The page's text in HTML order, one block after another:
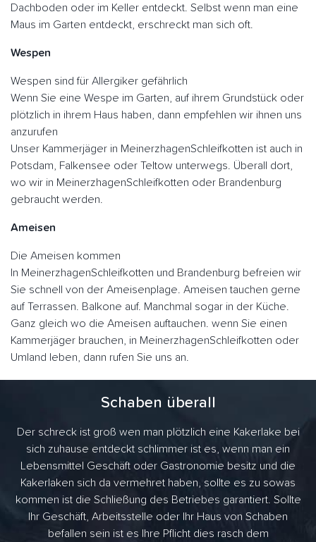
Dachboden oder im Keller entdeckt. Selbst wenn man eine
Maus im Garten entdeckt, erschreckt man sich oft.
Wespen
Wespen sind für Allergiker gefährlich
Wenn Sie eine Wespe im Garten, auf ihrem Grundstück oder
plötzlich in ihrem Haus haben, dann empfehlen wir ihnen uns
anzurufen
Unser Kammerjäger in MeinerzhagenSchleifkotten ist auch in
Potsdam, Falkensee oder Teltow unterwegs. Überall dort,
wo wir in MeinerzhagenSchleifkotten oder Brandenburg
gebraucht werden.
Ameisen
Die Ameisen kommen
In MeinerzhagenSchleifkotten und Brandenburg befreien wir
Sie schnell von der Ameisenplage. Ameisen tauchen gerne
auf Terrassen. Balkone auf. Manchmal sogar in der Küche.
Ganz gleich wo die Ameisen auftauchen. wenn Sie einen
Kammerjäger brauchen, in MeinerzhagenSchleifkotten oder
Umland leben, dann rufen Sie uns an.
Schaben überall
Der schreck ist groß wen man plötzlich eine Kakerlake bei
sich zuhause entdeckt schlimmer ist es, wenn man ein
Lebensmittel Geschäft oder Gastronomie besitz und die
Kakerlaken sich da vermehret haben, sollte es zu sowas
kommen ist die Schließung des Betriebes garantiert. Sollte
Ihr Geschäft, Arbeitsstelle oder Ihr Haus von Schaben
befallen sein ist es Ihre Pflicht dies rasch dem